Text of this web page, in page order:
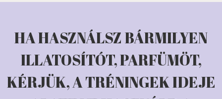
HA HASZNÁLSZ BÁRMILYEN
ILLATOSÍTÓT, PARFÜMÖT,
KÉRJÜK, A TRÉNINGEK IDEJE